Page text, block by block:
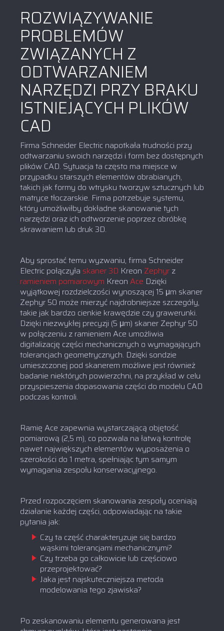
ROZWIĄZYWANIE
PROBLEMÓW
ZWIĄZANYCH Z
ODTWARZANIEM
NARZĘDZI PRZY BRAKU
ISTNIEJĄCYCH PLIKÓW
CAD
Firma Schneider Electric napotkała trudności przy
odtwarzaniu swoich narzędzi i form bez dostępnych
plików CAD. Sytuacja ta często ma miejsce w
przypadku starszych elementów obrabianych,
takich jak formy do wtrysku tworzyw sztucznych lub
matryce tłoczarskie. Firma potrzebuje systemu,
który umożliwiłby dokładne skanowanie tych
narzędzi oraz ich odtworzenie poprzez obróbkę
skrawaniem lub druk 3D.
Aby sprostać temu wyzwaniu, firma Schneider
Electric połączyła skaner 3D Kreon Zephyr z
ramieniem pomiarowym Kreon Ace Dzięki
wyjątkowej rozdzielczości wynoszącej 15 μm skaner
Zephyr 50 może mierzyć najdrobniejsze szczegóły,
takie jak bardzo cienkie krawędzie czy grawerunki.
Dzięki niezwykłej precyzji (5 μm) skaner Zephyr 50
w połączeniu z ramieniem Ace umożliwia
digitalizację części mechanicznych o wymagających
tolerancjach geometrycznych. Dzięki sondzie
umieszczonej pod skanerem możliwe jest również
badanie niektórych powierzchni, na przykład w celu
przyspieszenia dopasowania części do modelu CAD
podczas kontroli.
Ramię Ace zapewnia wystarczającą objętość
pomiarową (2,5 m), co pozwala na łatwą kontrolę
nawet największych elementów wyposażenia o
szerokości do 1 metra, spełniając tym samym
wymagania zespołu konserwacyjnego.
Przed rozpoczęciem skanowania zespoły oceniają
działanie każdej części, odpowiadając na takie
pytania jak:
Czy ta część charakteryzuje się bardzo
wąskimi tolerancjami mechanicznymi?
Czy trzeba go całkowicie lub częściowo
przeprojektować?
Jaka jest najskuteczniejsza metoda
modelowania tego zjawiska?
Po zeskanowaniu elementu generowana jest